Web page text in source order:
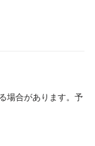
場合があります。予